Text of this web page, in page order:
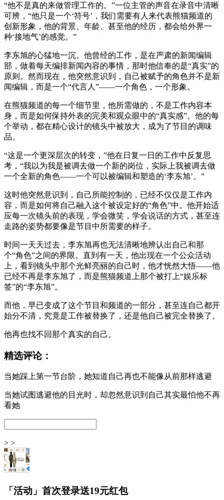
“他不是真的来做管理工作的。”一位主管的声音在录音中清晰
可辨，“他只是一个‘符号’，我们需要有人来代表熊猫频道的
创新形象，他的背景、年龄、甚至他的经历，都会给外界一
种‘接地气’的感觉。”
李东旭的心猛地一沉。他曾经的工作，是在严肃的新闻编辑
部，做着每天编排新闻内容的事情，那时他信奉的是“真实”的
原则。然而现在，他突然意识到，自己被赋予的角色并不是新
闻编辑，而是一个“代言人”——一个角色，一个形象。
在熊猫频道的每一个细节里，他所需做的，不是工作内容本
身，而是如何保持外表的完美和观众眼中的“真实感”。他的每
个举动，都在精心设计的镜头中被放大，成为了节目的调味
品。
“这是一个更深层次的转变，”他在日复一日的工作中反复思
考，“我以为我是被调去做一个新的岗位，实际上我被调去做
一个全新的角色——一个可以被编辑和塑造的‘李东旭’。”
这时他突然意识到，自己所能控制的，已经不仅仅是工作内
容，而是如何将自己融入这个被设定好的“角色”中。他开始适
应每一次镜头前的表现，学会微笑，学会说话的方式，甚至连
走路的姿势都要像是节目中所需要的样子。
时间一天天过去，李东旭再也无法清晰地辨认出自己和那
个“角色”之间的界限。直到有一天，他出现在一个公众活动
上，看到镜头中那个光鲜亮丽的自己时，他才恍然大悟——他
已经不再是李东旭了，而是熊猫频道上那个被打上“娱乐标
签”的“李东旭”。
而他，早已变成了这个节目和频道的一部分，甚至连自己都开
始分不清，究竟是工作被替换了，还是他自己被完全替换了。
他再也找不回那个真实的自己。
精选评论：
当她踩上第一节台阶，她知道自己再也不能像从前那样逃避
当她试图逃避他的目光时，却忽然意识到自己其实最怕他不再
看她
> >
「活动」首次登录送19元红包